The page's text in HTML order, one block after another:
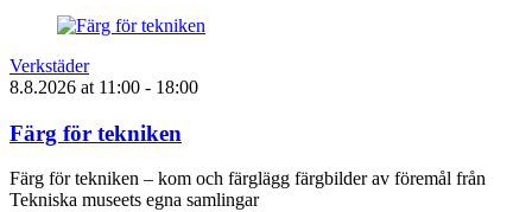
Verkstäder
8.8.2026 at 11:00 - 18:00
Färg för tekniken
Färg för tekniken – kom och färglägg färgbilder av föremål från
Tekniska museets egna samlingar